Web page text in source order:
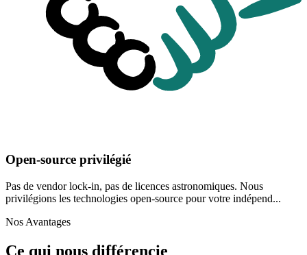
Open-source privilégié
Pas de vendor lock-in, pas de licences astronomiques. Nous
privilégions les technologies open-source pour votre indépend...
Nos Avantages
Ce qui nous différencie